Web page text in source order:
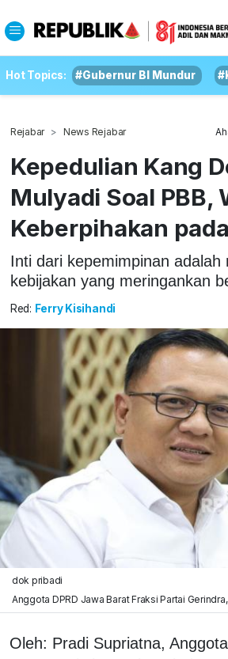
Hot Topics: #Gubernur BI Mundur
Rejabar News Rejabar
Kepedulian Kang
Mulyadi Soal PBB,
Keberpihakan
Inti dari kepemimpinan adalah
kebijakan yang meringankan
Red: Ferry Kisihandi
dok pribadi
Anggota DPRD Jawa Barat Fraksi Partai
Oleh: Pradi Supriatna,